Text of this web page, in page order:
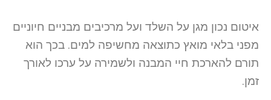
איטום נכון מגן על השלד ועל מרכיבים מבניים חיוניים
מפני בלאי מואץ כתוצאה מחשיפה למים. בכך הוא
תורם להארכת חיי המבנה ולשמירה על ערכו לאורך
זמן.